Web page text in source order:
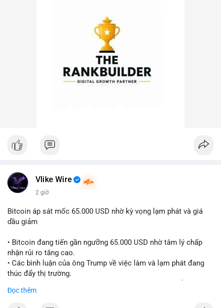
Vlike Wire
2 giờ
Bitcoin áp sát mốc 65.000 USD nhờ kỳ vọng lạm phát và giá
dầu giảm
• Bitcoin đang tiến gần ngưỡng 65.000 USD nhờ tâm lý chấp
nhận rủi ro tăng cao.
• Các bình luận của ông Trump về việc làm và lạm phát đang
thúc đẩy thị trường.
tăng của tài sản rủi ro.
Đọc thêm